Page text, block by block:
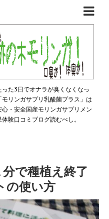
た3日でオナラが臭くなくなっ
リンガサプリ乳酸菌プラス」は
・安全国産モリンガサプリメン
験口コミブログ読むべし。
分で種植え終了
の使い方